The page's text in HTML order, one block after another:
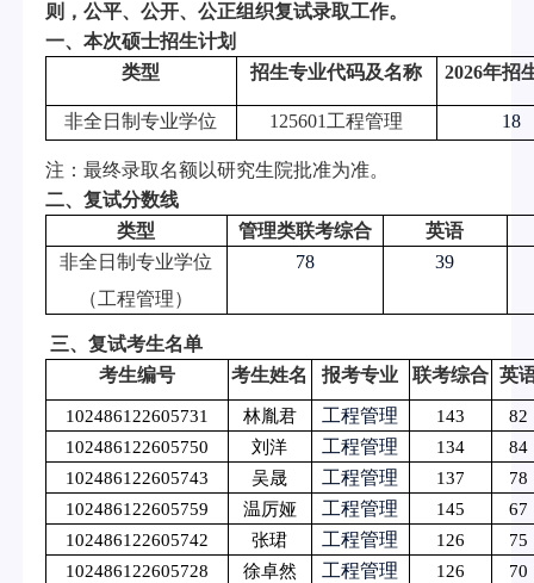
则，公平、公开、公正组织复试录取工作。
一、本次硕士招生计划
类型
招生专业代码及名称 2026年招
非全日制专业学位 125601 工程管理 18
注：最终录取名额以研究生院批准为准。
二、复试分数线
类型
管理类联考综合
英语
非全日制专业学位
（工程管理）
78 39
三、复试考生名单
考生编号
考生姓名 报考专业 联考综合 英
102486122605731 林胤君 工程管理 143
82
102486122605750
刘洋 工程管理 134
84
102486122605743
吴晟 工程管理 137
78
102486122605759
温厉娅 工程管理 145
67
102486122605742
张珺 工程管理 126
75
102486122605728
徐卓然 工程管理 126
70